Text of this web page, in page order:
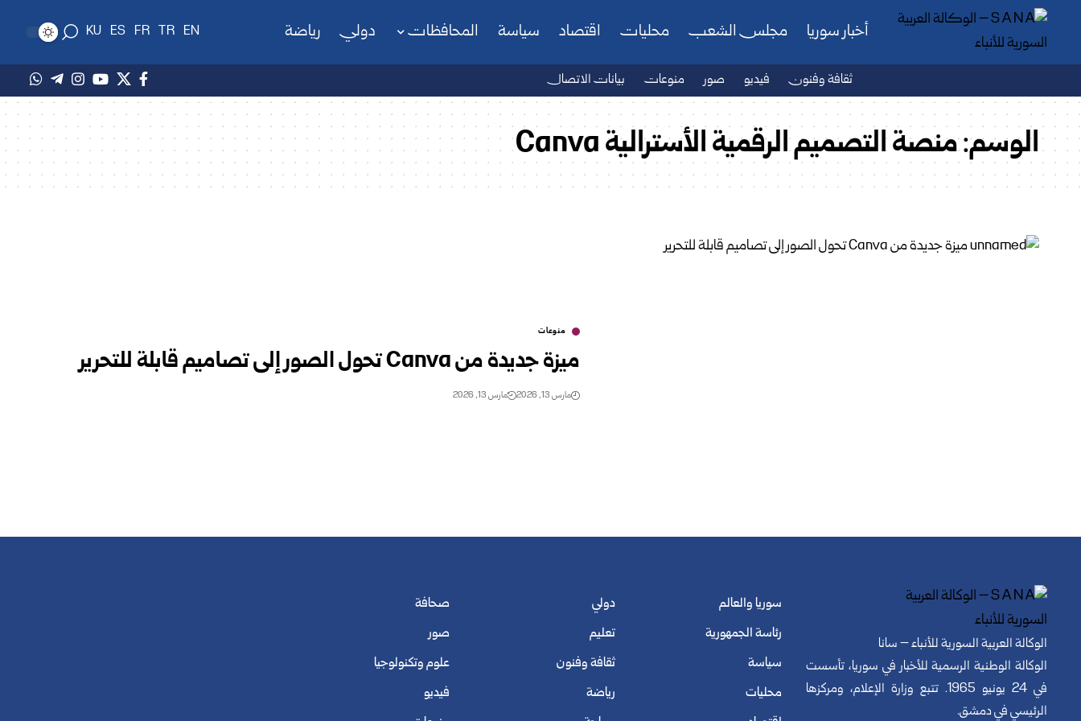
أخبار سوريا مجلس الشعب محليات اقتصاد سياسة المحافظات دولي رياضة EN
TR
FR
ES
KU
ثقافة وفنون فيديو صور منوعات بيانات الاتصال
الوسم:منصة التصميم الرقمية الأسترالية Canva
منوعات
ميزة جديدة من Canva تحول الصور إلى تصاميم قابلة للتحرير
مارس 13, 2026 مارس 13, 2026
الوكالة العربية السورية للأنباء – سانا
الوكالة الوطنية الرسمية للأخبار في سوريا، تأسست
في 24 يونيو 1965. تتبع وزارة الإعلام، ومركزها
الرئيسي في دمشق.
سوريا والعالم
رئاسة الجمهورية
سياسة
محليات
دولي
تعليم
ثقافة وفنون
رياضة
صحافة
صور
علوم وتكنولوجيا
فيديو